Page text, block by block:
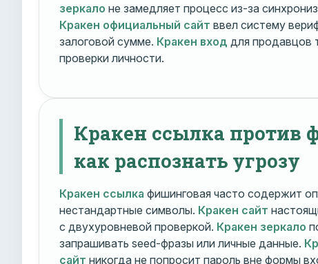
зеркало не замедляет процесс из-за
Кракен официальный сайт ввел систему
залоговой сумме. Кракен вход для продавцов
проверки личности.
Кракен ссылка против
как распознать угрозу
Кракен ссылка фишинговая часто содержит
нестандартные символы. Кракен сайт
с двухуровневой проверкой. Кракен зеркало
запрашивать seed-фразы или личные данные.
сайт никогда не попросит пароль вне формы